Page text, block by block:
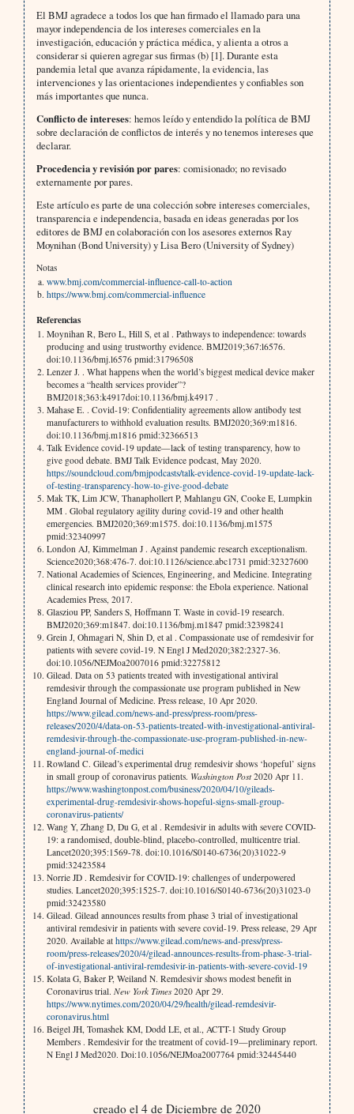
El BMJ agradece a todos los que han firmado el llamado para una
mayor independencia de los intereses comerciales en la
investigación, educación y práctica médica, y alienta a otros a
considerar si quieren agregar sus firmas (b) [1]. Durante esta
pandemia letal que avanza rápidamente, la evidencia, las
intervenciones y las orientaciones independientes y confiables son
más importantes que nunca.
Conflicto de intereses: hemos leído y entendido la política de BMJ
sobre declaración de conflictos de interés y no tenemos intereses que
declarar.
Procedencia y revisión por pares: comisionado; no revisado
externamente por pares.
Este artículo es parte de una colección sobre intereses comerciales,
transparencia e independencia, basada en ideas generadas por los
editores de BMJ en colaboración con los asesores externos Ray
Moynihan (Bond University) y Lisa Bero (University of Sydney)
Notas
www.bmj.com/commercial-influence-call-to-action
https://www.bmj.com/commercial-influence
Referencias
Moynihan R, Bero L, Hill S, et al . Pathways to independence: towards
producing and using trustworthy evidence. BMJ2019;367:l6576.
doi:10.1136/bmj.l6576 pmid:31796508
Lenzer J. . What happens when the world’s biggest medical device maker
becomes a “health services provider”?
BMJ2018;363:k4917doi:10.1136/bmj.k4917 .
Mahase E. . Covid-19: Confidentiality agreements allow antibody test
manufacturers to withhold evaluation results. BMJ2020;369:m1816.
doi:10.1136/bmj.m1816 pmid:32366513
Talk Evidence covid-19 update—lack of testing transparency, how to
give good debate. BMJ Talk Evidence podcast, May 2020.
https://soundcloud.com/bmjpodcasts/talk-evidence-covid-19-update-lack-
of-testing-transparency-how-to-give-good-debate
Mak TK, Lim JCW, Thanaphollert P, Mahlangu GN, Cooke E, Lumpkin
MM . Global regulatory agility during covid-19 and other health
emergencies. BMJ2020;369:m1575. doi:10.1136/bmj.m1575
pmid:32340997
London AJ, Kimmelman J . Against pandemic research exceptionalism.
Science2020;368:476-7. doi:10.1126/science.abc1731 pmid:32327600
National Academies of Sciences, Engineering, and Medicine. Integrating
clinical research into epidemic response: the Ebola experience. National
Academies Press, 2017.
Glasziou PP, Sanders S, Hoffmann T. Waste in covid-19 research.
BMJ2020;369:m1847. doi:10.1136/bmj.m1847 pmid:32398241
Grein J, Ohmagari N, Shin D, et al . Compassionate use of remdesivir for
patients with severe covid-19. N Engl J Med2020;382:2327-36.
doi:10.1056/NEJMoa2007016 pmid:32275812
Gilead. Data on 53 patients treated with investigational antiviral
remdesivir through the compassionate use program published in New
England Journal of Medicine. Press release, 10 Apr 2020.
https://www.gilead.com/news-and-press/press-room/press-
releases/2020/4/data-on-53-patients-treated-with-investigational-antiviral-
remdesivir-through-the-compassionate-use-program-published-in-new-
england-journal-of-medici
Rowland C. Gilead’s experimental drug remdesivir shows ‘hopeful’ signs
in small group of coronavirus patients. Washington Post2020 Apr 11.
https://www.washingtonpost.com/business/2020/04/10/gileads-
experimental-drug-remdesivir-shows-hopeful-signs-small-group-
coronavirus-patients/
Wang Y, Zhang D, Du G, et al . Remdesivir in adults with severe COVID-
19: a randomised, double-blind, placebo-controlled, multicentre trial.
Lancet2020;395:1569-78. doi:10.1016/S0140-6736(20)31022-9
pmid:32423584
Norrie JD . Remdesivir for COVID-19: challenges of underpowered
studies. Lancet2020;395:1525-7. doi:10.1016/S0140-6736(20)31023-0
pmid:32423580
Gilead. Gilead announces results from phase 3 trial of investigational
antiviral remdesivir in patients with severe covid-19. Press release, 29 Apr
2020. Available at https://www.gilead.com/news-and-press/press-
room/press-releases/2020/4/gilead-announces-results-from-phase-3-trial-
of-investigational-antiviral-remdesivir-in-patients-with-severe-covid-19
Kolata G, Baker P, Weiland N. Remdesivir shows modest benefit in
Coronavirus trial. New York Times2020 Apr 29.
https://www.nytimes.com/2020/04/29/health/gilead-remdesivir-
coronavirus.html
Beigel JH, Tomashek KM, Dodd LE, et al., ACTT-1 Study Group
Members . Remdesivir for the treatment of covid-19—preliminary report.
N Engl J Med2020. Doi:10.1056/NEJMoa2007764 pmid:32445440
creado el 4 de Diciembre de 2020